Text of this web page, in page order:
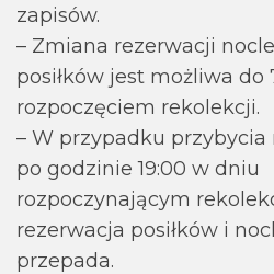
zapisów.
– Zmiana rezerwacji
posiłków jest możliwa do
rozpoczęciem rekolekcji.
– W przypadku przybycia
po godzinie 19:00 w dniu
rozpoczynającym
rezerwacja posiłków i
przepada.